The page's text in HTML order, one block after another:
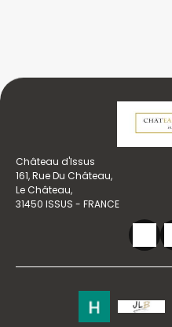
Château d'Issus
161, Rue Du Château,
Le Château,
31450 ISSUS - FRANCE